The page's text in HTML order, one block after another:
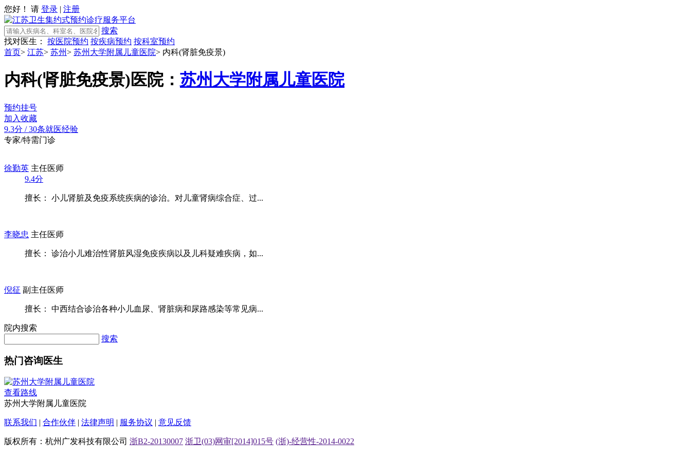
您好！ 请 登录 | 注册
搜索
找对医生：
按医院预约 按疾病预约 按科室预约
首页> 江苏> 苏州> 苏州大学附属儿童医院> 内科(肾脏免疫景)
内科(肾脏免疫景)医院： 苏州大学附属儿童医院
预约挂号
加入收藏
9.3分 / 30条就医经验
专家/特需门诊
徐勤英 主任医师
9.4分
擅长： 小儿肾脏及免疫系统疾病的诊治。对儿童肾病综合症、过...
李晓忠 主任医师
擅长： 诊治小儿难治性肾脏风湿免疫疾病以及儿科疑难疾病，如...
倪征 副主任医师
擅长： 中西结合诊治各种小儿血尿、肾脏病和尿路感染等常见病...
院内搜索
搜索
热门咨询医生
查看路线
苏州大学附属儿童医院
联系我们 | 合作伙伴 | 法律声明 | 服务协议 | 意见反馈
版权所有：杭州广发科技有限公司 浙B2-20130007 浙卫(03)网审[2014]015号 (浙)-经营性-2014-0022